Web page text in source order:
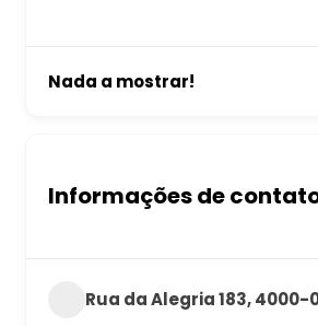
Nada a mostrar!
Informações de
Rua da Alegria 183, 4000-